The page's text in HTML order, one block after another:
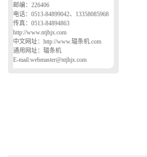
邮编：226406
电话：0513-84899042、13358085968
传真：0513-84894863
http://www.ntjhjx.com
中文网址：http://www.辐条机.com
通用网址：辐条机
E-mail:webmaster@ntjhjx.com